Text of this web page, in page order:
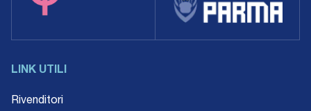
LINK UTILI
Rivenditori